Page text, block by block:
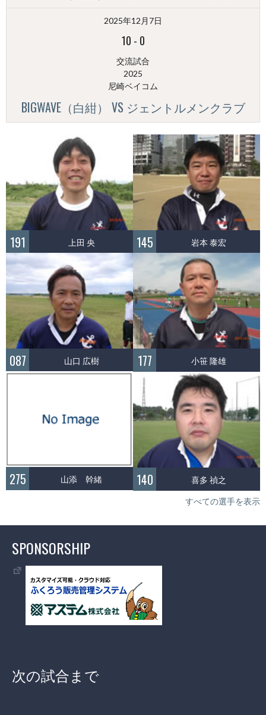
2025年12月7日
10 - 0
交流試合
2025
尼崎ベイコム
BIGWAVE（白紺） VS ジェントルメンクラブ
191 上田 央 145 岩本 泰宏
087 山口 広樹 177 小笹 隆雄
275 山添 幹緒 140 喜多 禎之
すべての選手を表示
SPONSORSHIP
次の試合まで